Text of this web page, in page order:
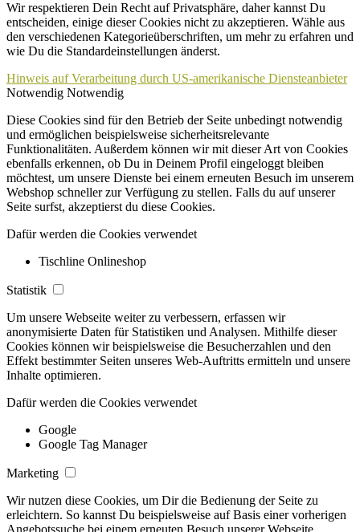
Wir respektieren Dein Recht auf Privatsphäre, daher kannst Du
entscheiden, einige dieser Cookies nicht zu akzeptieren. Wähle aus
den verschiedenen Kategorieüberschriften, um mehr zu erfahren und
wie Du die Standardeinstellungen änderst.
Hinweis auf Verarbeitung durch US-amerikanische Diensteanbieter
Notwendig Notwendig
Diese Cookies sind für den Betrieb der Seite unbedingt notwendig
und ermöglichen beispielsweise sicherheitsrelevante
Funktionalitäten. Außerdem können wir mit dieser Art von Cookies
ebenfalls erkennen, ob Du in Deinem Profil eingeloggt bleiben
möchtest, um unsere Dienste bei einem erneuten Besuch im unserem
Webshop schneller zur Verfügung zu stellen. Falls du auf unserer
Seite surfst, akzeptierst du diese Cookies.
Dafür werden die Cookies verwendet
Tischline Onlineshop
Statistik
Um unsere Webseite weiter zu verbessern, erfassen wir
anonymisierte Daten für Statistiken und Analysen. Mithilfe dieser
Cookies können wir beispielsweise die Besucherzahlen und den
Effekt bestimmter Seiten unseres Web-Auftritts ermitteln und unsere
Inhalte optimieren.
Dafür werden die Cookies verwendet
Google
Google Tag Manager
Marketing
Wir nutzen diese Cookies, um Dir die Bedienung der Seite zu
erleichtern. So kannst Du beispielsweise auf Basis einer vorherigen